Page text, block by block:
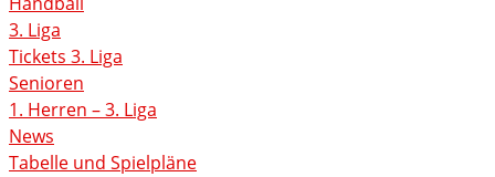
3. Liga
Tickets 3. Liga
Senioren
1. Herren – 3. Liga
News
Tabelle und Spielpläne